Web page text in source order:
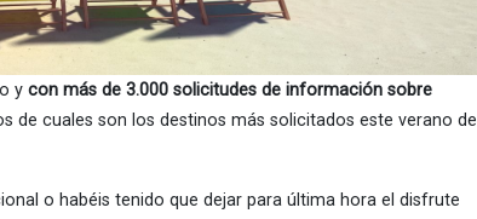
y con más de 3.000 solicitudes de información sobre
de cuales son los destinos más solicitados este verano de
o habéis tenido que dejar para última hora el disfrute